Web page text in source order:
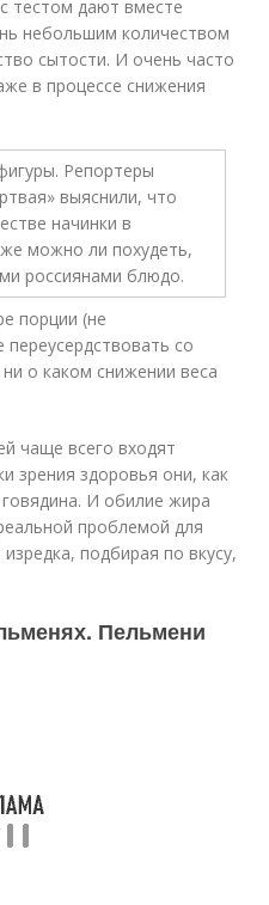
тестом дают вместе
небольшим количеством
сытости. И очень часто
в процессе снижения
порции (не
со
о каком снижении веса
чаще всего входят
зрения здоровья они, как
И обилие жира
проблемой для
подбирая по вкусу,
Пельмени